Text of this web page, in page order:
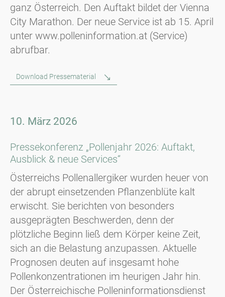
ganz Österreich. Den Auftakt bildet der Vienna
City Marathon. Der neue Service ist ab 15. April
unter www.polleninformation.at (Service)
abrufbar.
Download Pressematerial
10. März 2026
Pressekonferenz „Pollenjahr 2026: Auftakt,
Ausblick & neue Services“
Österreichs Pollenallergiker wurden heuer von
der abrupt einsetzenden Pflanzenblüte kalt
erwischt. Sie berichten von besonders
ausgeprägten Beschwerden, denn der
plötzliche Beginn ließ dem Körper keine Zeit,
sich an die Belastung anzupassen. Aktuelle
Prognosen deuten auf insgesamt hohe
Pollenkonzentrationen im heurigen Jahr hin.
Der Österreichische Polleninformationsdienst